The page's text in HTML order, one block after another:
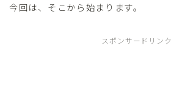
今回は、そこから始まります。
スポンサードリンク